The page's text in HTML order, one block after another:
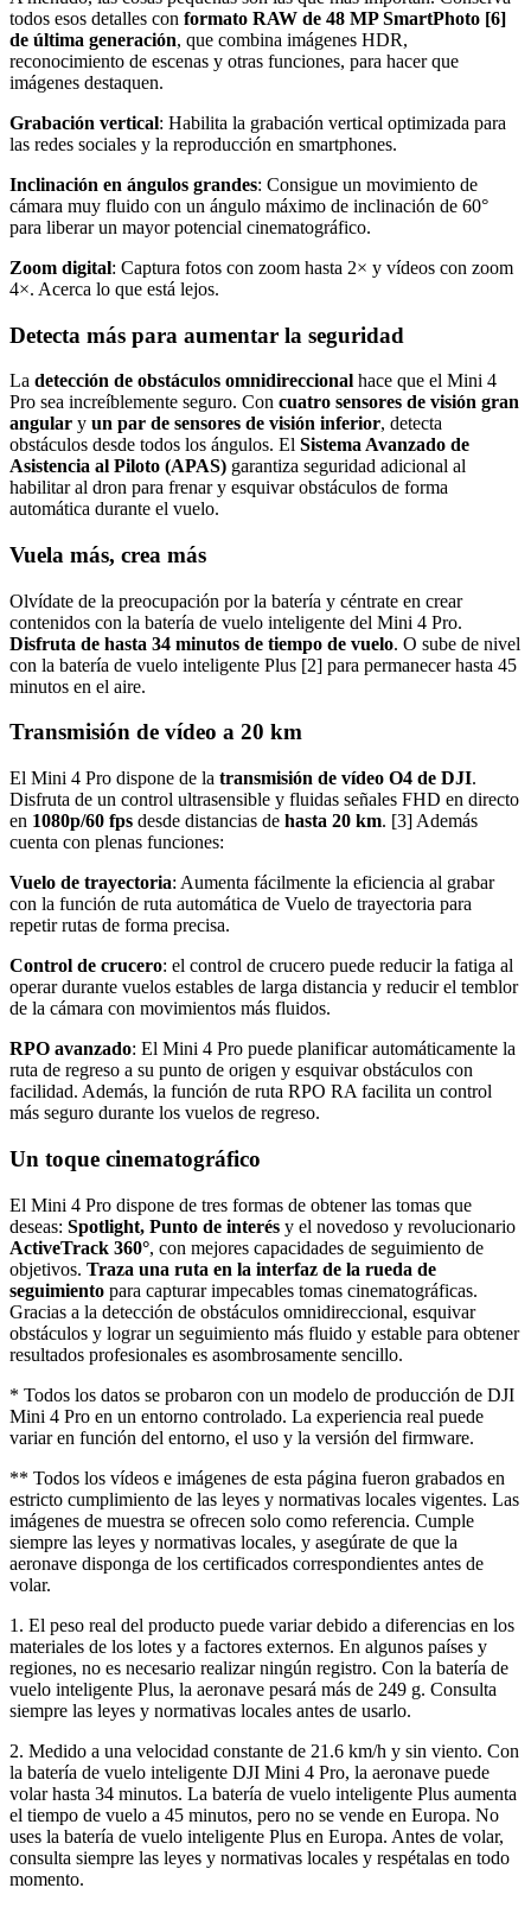
todos esos detalles con formato RAW de 48 MP SmartPhoto [6]
de última generación, que combina imágenes HDR,
reconocimiento de escenas y otras funciones, para hacer que
imágenes destaquen.
Grabación vertical: Habilita la grabación vertical optimizada para
las redes sociales y la reproducción en smartphones.
Inclinación en ángulos grandes: Consigue un movimiento de
cámara muy fluido con un ángulo máximo de inclinación de 60°
para liberar un mayor potencial cinematográfico.
Zoom digital: Captura fotos con zoom hasta 2× y vídeos con zoom
4×. Acerca lo que está lejos.
Detecta más para aumentar la seguridad
La detección de obstáculos omnidireccional hace que el Mini 4
Pro sea increíblemente seguro. Con cuatro sensores de visión gran
angular y un par de sensores de visión inferior, detecta
obstáculos desde todos los ángulos. El Sistema Avanzado de
Asistencia al Piloto (APAS) garantiza seguridad adicional al
habilitar al dron para frenar y esquivar obstáculos de forma
automática durante el vuelo.
Vuela más, crea más
Olvídate de la preocupación por la batería y céntrate en crear
contenidos con la batería de vuelo inteligente del Mini 4 Pro.
Disfruta de hasta 34 minutos de tiempo de vuelo. O sube de nivel
con la batería de vuelo inteligente Plus [2] para permanecer hasta 45
minutos en el aire.
Transmisión de vídeo a 20 km
El Mini 4 Pro dispone de la transmisión de vídeo O4 de DJI.
Disfruta de un control ultrasensible y fluidas señales FHD en directo
en 1080p/60 fps desde distancias de hasta 20 km. [3] Además
cuenta con plenas funciones:
Vuelo de trayectoria: Aumenta fácilmente la eficiencia al grabar
con la función de ruta automática de Vuelo de trayectoria para
repetir rutas de forma precisa.
Control de crucero: el control de crucero puede reducir la fatiga al
operar durante vuelos estables de larga distancia y reducir el temblor
de la cámara con movimientos más fluidos.
RPO avanzado: El Mini 4 Pro puede planificar automáticamente la
ruta de regreso a su punto de origen y esquivar obstáculos con
facilidad. Además, la función de ruta RPO RA facilita un control
más seguro durante los vuelos de regreso.
Un toque cinematográfico
El Mini 4 Pro dispone de tres formas de obtener las tomas que
deseas: Spotlight, Punto de interés y el novedoso y revolucionario
ActiveTrack 360°, con mejores capacidades de seguimiento de
objetivos. Traza una ruta en la interfaz de la rueda de
seguimiento para capturar impecables tomas cinematográficas.
Gracias a la detección de obstáculos omnidireccional, esquivar
obstáculos y lograr un seguimiento más fluido y estable para obtener
resultados profesionales es asombrosamente sencillo.
* Todos los datos se probaron con un modelo de producción de DJI
Mini 4 Pro en un entorno controlado. La experiencia real puede
variar en función del entorno, el uso y la versión del firmware.
** Todos los vídeos e imágenes de esta página fueron grabados en
estricto cumplimiento de las leyes y normativas locales vigentes. Las
imágenes de muestra se ofrecen solo como referencia. Cumple
siempre las leyes y normativas locales, y asegúrate de que la
aeronave disponga de los certificados correspondientes antes de
volar.
1. El peso real del producto puede variar debido a diferencias en los
materiales de los lotes y a factores externos. En algunos países y
regiones, no es necesario realizar ningún registro. Con la batería de
vuelo inteligente Plus, la aeronave pesará más de 249 g. Consulta
siempre las leyes y normativas locales antes de usarlo.
2. Medido a una velocidad constante de 21.6 km/h y sin viento. Con
la batería de vuelo inteligente DJI Mini 4 Pro, la aeronave puede
volar hasta 34 minutos. La batería de vuelo inteligente Plus aumenta
el tiempo de vuelo a 45 minutos, pero no se vende en Europa. No
uses la batería de vuelo inteligente Plus en Europa. Antes de volar,
consulta siempre las leyes y normativas locales y respétalas en todo
momento.